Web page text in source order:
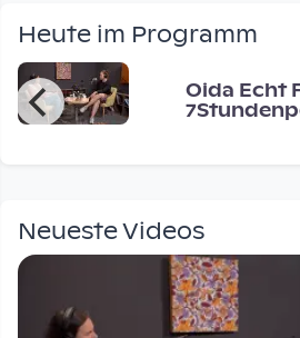
Heute im Programm
Oida Echt
Neueste Videos